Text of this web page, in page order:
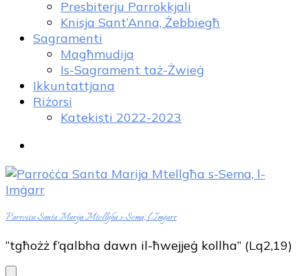
Presbiterju Parrokkjali
Knisja Sant’Anna, Żebbiegħ
Sagramenti
Magħmudija
Is-Sagrament taż-Żwieġ
Ikkuntattjana
Riżorsi
Katekisti 2022-2023
Parroċċa Santa Marija Mtellgħa s-Sema, l-Imġarr
“tgħożż f’qalbha dawn il-ħwejjeġ kollha” (Lq2,19)